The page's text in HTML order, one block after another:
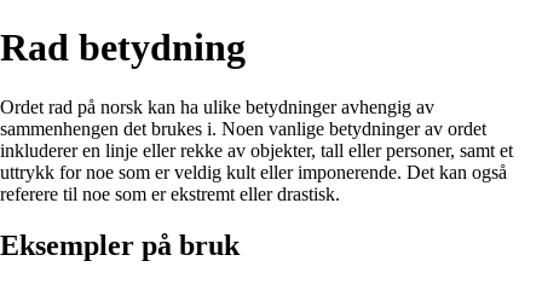
Rad betydning
Ordet rad på norsk kan ha ulike betydninger avhengig av
sammenhengen det brukes i. Noen vanlige betydninger av ordet
inkluderer en linje eller rekke av objekter, tall eller personer, samt et
uttrykk for noe som er veldig kult eller imponerende. Det kan også
referere til noe som er ekstremt eller drastisk.
Eksempler på bruk